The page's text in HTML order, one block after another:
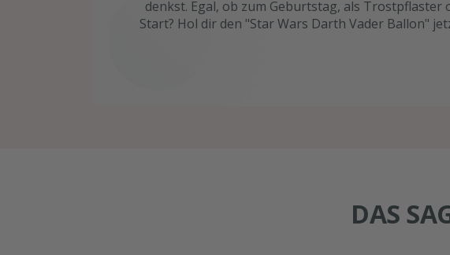
denkst. Egal, ob zum Geburtstag, als
Start? Hol dir den "Star Wars Darth Vader Ballon"
DAS